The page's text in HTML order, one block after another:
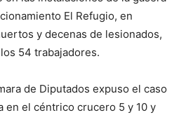
El Refugio, en
y decenas de lesionados,
54 trabajadores.
de Diputados expuso el caso
en el céntrico crucero 5 y 10 y